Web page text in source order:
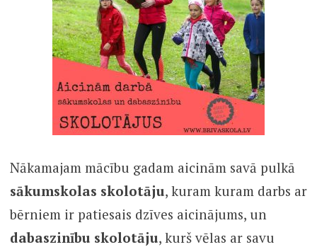
Nākamajam mācību gadam aicinām savā pulkā
sākumskolas skolotāju, kuram kuram darbs ar
bērniem ir patiesais dzīves aicinājums, un
dabaszinību skolotāju, kurš vēlas ar savu